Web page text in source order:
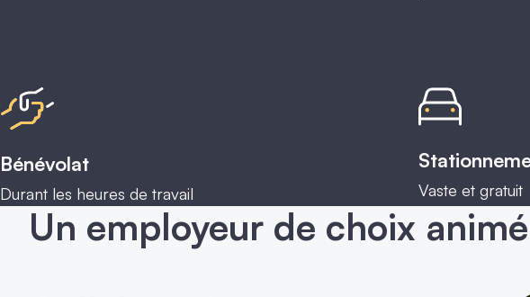
Bénévolat
Durant les heures de travail Vaste et gratuit
Un employeur de choix